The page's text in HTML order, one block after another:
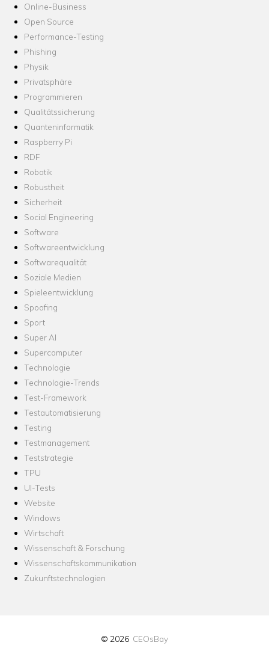
Online-Business
Open Source
Performance-Testing
Phishing
Physik
Privatsphäre
Programmieren
Qualitätssicherung
Quanteninformatik
Raspberry Pi
RDF
Robotik
Robustheit
Sicherheit
Social Engineering
Software
Softwareentwicklung
Softwarequalität
Soziale Medien
Spieleentwicklung
Spoofing
Sport
Super AI
Supercomputer
Technologie
Technologie-Trends
Test-Framework
Testautomatisierung
Testing
Testmanagement
Teststrategie
TPU
UI-Tests
Website
Windows
Wirtschaft
Wissenschaft & Forschung
Wissenschaftskommunikation
Zukunftstechnologien
© 2026 CEOsBay